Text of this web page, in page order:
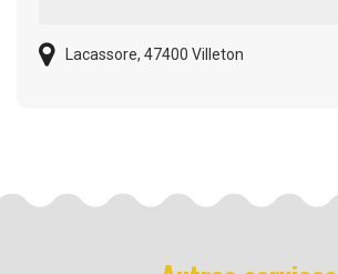
Lacassore, 47400 Villeton